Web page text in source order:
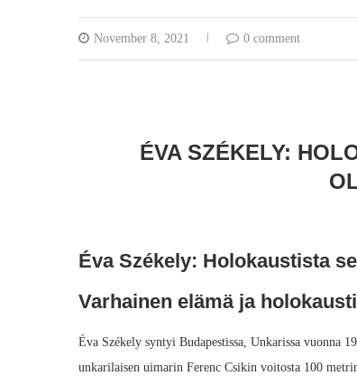
November 8, 2021 0 comment
ÉVA SZÉKELY:
Éva Székely: Holokaustista
Varhainen elämä ja holokausti
Éva Székely syntyi Budapestissa, Unkarissa vuonna
unkarilaisen uimarin Ferenc Csikin voitosta 100